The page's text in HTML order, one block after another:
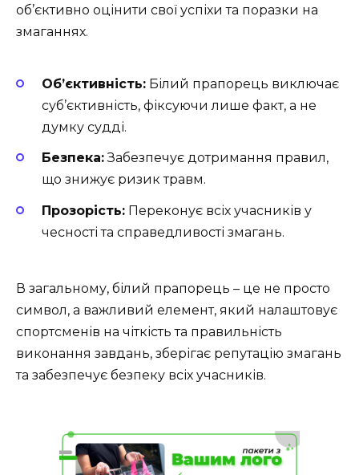
об’єктивно оцінити свої успіхи та поразки на
змаганнях.
Об’єктивність: Білий прапорець виключає
суб’єктивність, фіксуючи лише факт, а не
думку судді.
Безпека:Забезпечує дотримання правил,
що знижує ризик травм.
Прозорість: Переконує всіх учасників у
чесності та справедливості змагань.
В загальному, білий прапорець – це не просто
символ, а важливий елемент, який налаштовує
спортсменів на чіткість та правильність
виконання завдань, зберігає репутацію змагань
та забезпечує безпеку всіх учасників.